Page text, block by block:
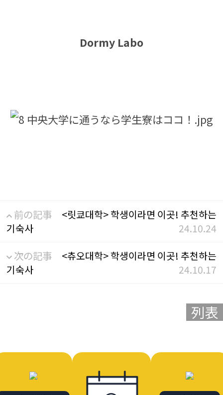
Dormy Labo
前の記事
<릿쿄대학> 학생이라면 이곳! 추천하는
기숙사
24.10.24
次の記事
<츄오대학> 학생이라면 이곳! 추천하는
기숙사
24.10.17
列表